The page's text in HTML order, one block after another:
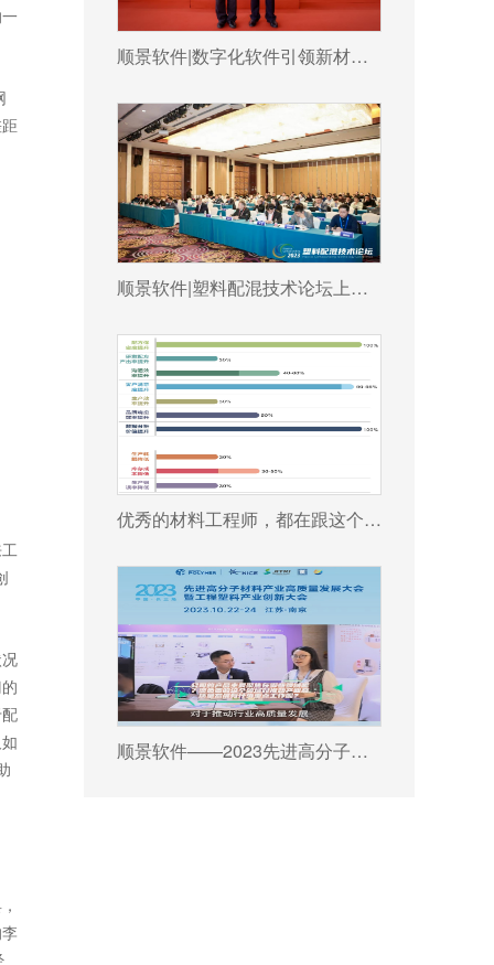
顺景软件|数字化软件引领新材料产业绿色智造新篇章
顺景软件|塑料配混技术论坛上展示数字化的力量
优秀的材料工程师，都在跟这个新朋友打交道!
顺景软件——2023先进高分子材料产业高质量发展大会暨工程塑料产业创新大会